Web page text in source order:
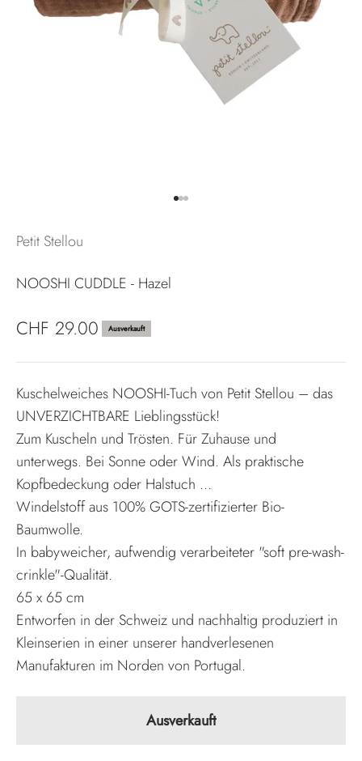
Petit Stellou
NOOSHI CUDDLE - Hazel
Angebot
CHF 29.00 Ausverkauft
Kuschelweiches NOOSHI-Tuch von Petit Stellou – das
UNVERZICHTBARE Lieblingsstück!
Zum Kuscheln und Trösten. Für Zuhause und
unterwegs. Bei Sonne oder Wind. Als praktische
Kopfbedeckung oder Halstuch ...
Windelstoff aus 100% GOTS-zertifizierter Bio-
Baumwolle.
In babyweicher, aufwendig verarbeiteter "soft pre-wash-
crinkle"-Qualität.
65 x 65 cm
Entworfen in der Schweiz und nachhaltig produziert in
Kleinserien in einer unserer handverlesenen
Manufakturen im Norden von Portugal.
Ausverkauft